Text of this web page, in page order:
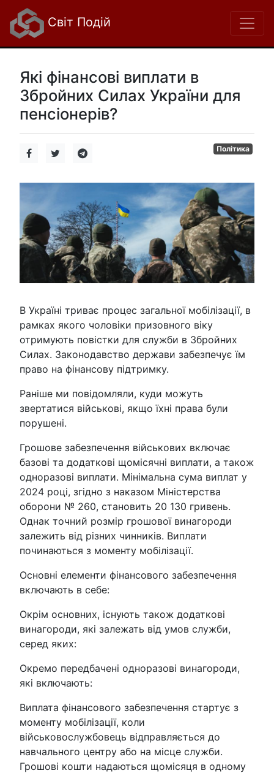
Світ Подій
Які фінансові виплати в
Збройних Силах України для
пенсіонерів?
Політика
В Україні триває процес загальної мобілізації, в
рамках якого чоловіки призовного віку
отримують повістки для служби в Збройних
Силах. Законодавство держави забезпечує їм
право на фінансову підтримку.
Раніше ми повідомляли, куди можуть
звертатися військові, якщо їхні права були
порушені.
Грошове забезпечення військових включає
базові та додаткові щомісячні виплати, а також
одноразові виплати. Мінімальна сума виплат у
2024 році, згідно з наказом Міністерства
оборони № 260, становить 20 130 гривень.
Однак точний розмір грошової винагороди
залежить від різних чинників. Виплати
починаються з моменту мобілізації.
Основні елементи фінансового забезпечення
включають в себе:
Окрім основних, існують також додаткові
винагороди, які залежать від умов служби,
серед яких:
Окремо передбачені одноразові винагороди,
які включають:
Виплата фінансового забезпечення стартує з
моменту мобілізації, коли
військовослужбовець відправляється до
навчального центру або на місце служби.
Грошові кошти надаються щомісяця в одному